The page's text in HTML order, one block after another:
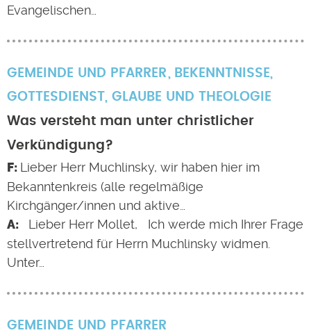
Evangelischen…
GEMEINDE UND PFARRER BEKENNTNISSE,
GOTTESDIENST, GLAUBE UND THEOLOGIE
Was versteht man unter christlicher
Verkündigung?
Lieber Herr Muchlinsky, wir haben hier im
Bekanntenkreis (alle regelmäßige
Kirchgänger/innen und aktive…
Lieber Herr Mollet, Ich werde mich Ihrer Frage
stellvertretend für Herrn Muchlinsky widmen.
Unter…
GEMEINDE UND PFARRER